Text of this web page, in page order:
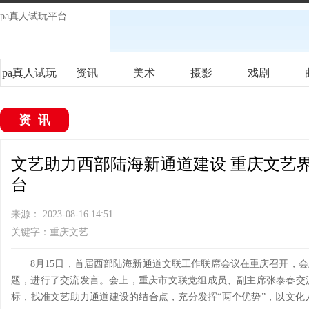
pa真人试玩平台
pa真人试玩 资讯 美术 摄影 戏剧
资讯
文艺助力西部陆海新通道建设 重庆文艺
台
来源： 2023-08-16 14:51
关键字：重庆文艺
8月15日，首届西部陆海新通道文联工作联席会议在重庆召开，
题，进行了交流发言。会上，重庆市文联党组成员、副主席张泰春
标，找准文艺助力通道建设的结合点，充分发挥“两个优势”，以文